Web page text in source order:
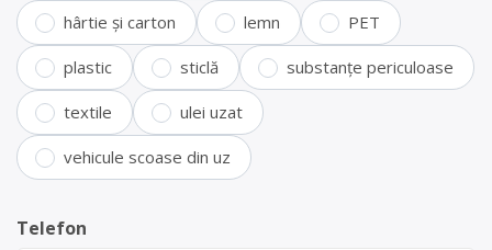
hârtie și carton lemn PET
plastic sticlă substanțe periculoase
textile ulei uzat
vehicule scoase din uz
Telefon